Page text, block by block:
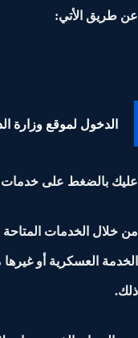
الأتي:
الدخول لموقع وزارة
بالضغط على خدمات
خلال الخدمات المتاحة
العسكرية أو غيرها